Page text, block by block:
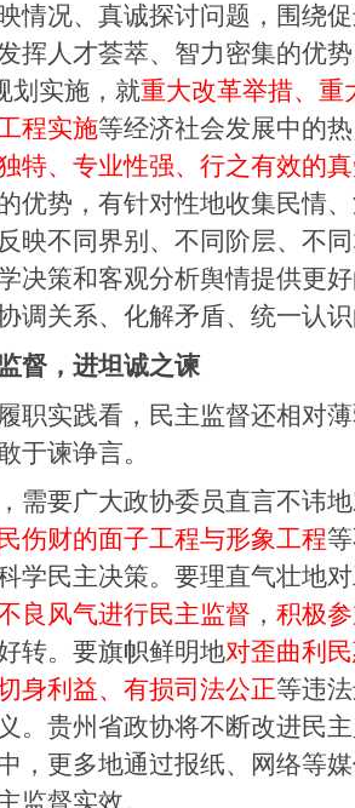
情况、真诚探讨问题，围绕
挥人才荟萃、智力密集的优
划实施，就重大改革举措、重
程实施等经济社会发展中的
特、专业性强、行之有效的
优势，有针对性地收集民情
映不同界别、不同阶层、不
决策和客观分析舆情提供更
调关系、化解矛盾、统一认
，进坦诚之谏
职实践看，民主监督还相对
于谏诤言。
需要广大政协委员直言不讳
伤财的面子工程与形象工程
学民主决策。要理直气壮地
良风气进行民主监督 ， 积极
转。要旗帜鲜明地对歪曲利
身利益、有损司法公正等违
。贵州省政协将不断改进民
，更多地通过报纸、网络等
监督实效。